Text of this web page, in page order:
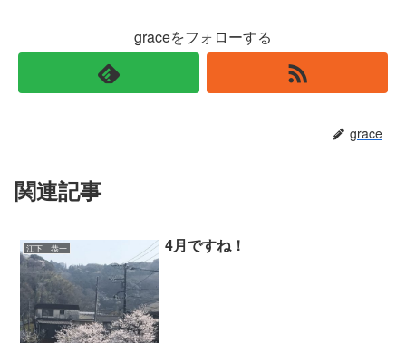
graceをフォローする
grace
関連記事
江下 恭一 4月ですね！